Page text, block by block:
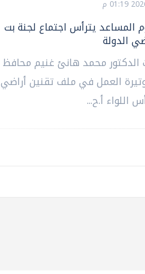
المساعد يترأس اجتماع لجنة بت
الدولة
الدكتور محمد هانئ غنيم محافظ
العمل في ملف تقنين أراضي
اللواء أ.ح...